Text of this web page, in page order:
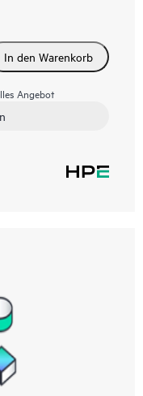
In den Warenkorb
Angebot